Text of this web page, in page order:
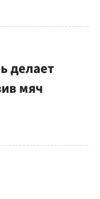
делает
мяч